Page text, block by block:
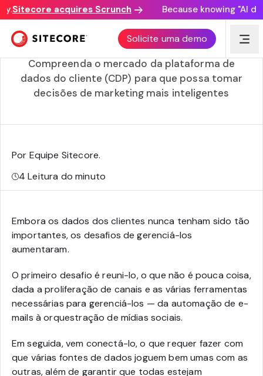
Sitecore acquires Scrunch Because knowing "AI
Solicite uma demo
Informações sobre gerenciamento de dados do IDC
MarketScape
Compreenda o mercado da plataforma de
dados do cliente (CDP) para que possa tomar
decisões de marketing mais inteligentes
Por Equipe Sitecore.
4Leitura do minuto
Embora os dados dos clientes nunca tenham sido tão
importantes, os desafios de gerenciá-los
aumentaram.
O primeiro desafio é reuni-lo, o que não é pouca coisa,
dada a proliferação de canais e as várias ferramentas
necessárias para gerenciá-los — da automação de e-
mails à orquestração de mídias sociais.
Em seguida, vem conectá-lo, o que requer fazer com
que várias fontes de dados joguem bem umas com as
outras, além de garantir que todas estejam